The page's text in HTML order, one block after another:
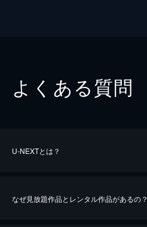
よくある質問
U-NEXTとは？
なぜ見放題作品とレンタル作品があるの？